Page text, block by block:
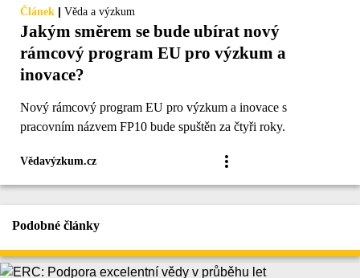
Článek | Věda a výzkum
Jakým směrem se bude ubírat nový
rámcový program EU pro výzkum a
inovace?
Nový rámcový program EU pro výzkum a inovace s
pracovním názvem FP10 bude spuštěn za čtyři roky.
Vědavýzkum.cz
Podobné články